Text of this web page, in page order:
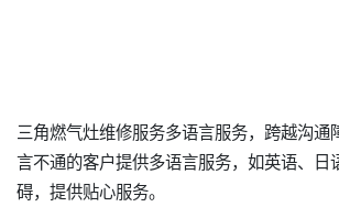
三角燃气灶维修服务多语言服务，跨越沟通
言不通的客户提供多语言服务，如英语、日
碍，提供贴心服务。